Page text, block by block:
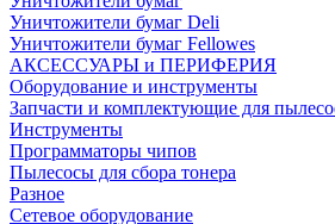
Уничтожители бумаг Deli
Уничтожители бумаг Fellowes
АКСЕССУАРЫ и ПЕРИФЕРИЯ
Оборудование и инструменты
Запчасти и комплектующие для
Инструменты
Программаторы чипов
Пылесосы для сбора тонера
Разное
Сетевое оборудование